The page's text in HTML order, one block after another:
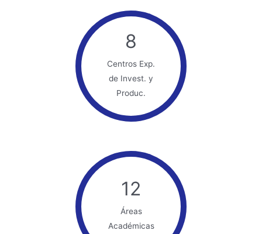
8
Centros Exp.
de Invest. y
Produc.
12
Áreas
Académicas